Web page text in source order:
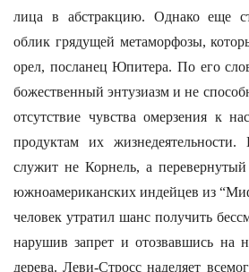
лица в абстракцию. Однако еще
облик грядущей метаморфозы,
орел, посланец Юпитера. По его
божественный энтузиазм и не
отсутствие чувства омерзения к
продуктам их жизнедеятельности.
служит не Корнель, а
южноамериканских индейцев из
человек утратил шанс получить
нарушив запрет и отозвавшись на
дерева. Леви-Стросс наделяет